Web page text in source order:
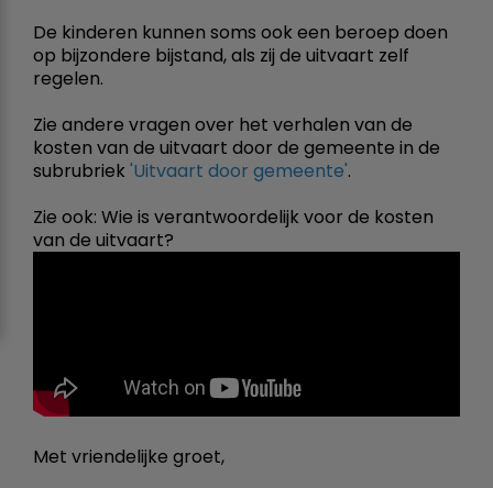
De kinderen kunnen soms ook een beroep doen
op bijzondere bijstand, als zij de uitvaart zelf
regelen.
Zie andere vragen over het verhalen van de
kosten van de uitvaart door de gemeente in de
subrubriek 'Uitvaart door gemeente'.
Zie ook: Wie is verantwoordelijk voor de kosten
van de uitvaart?
Met vriendelijke groet,